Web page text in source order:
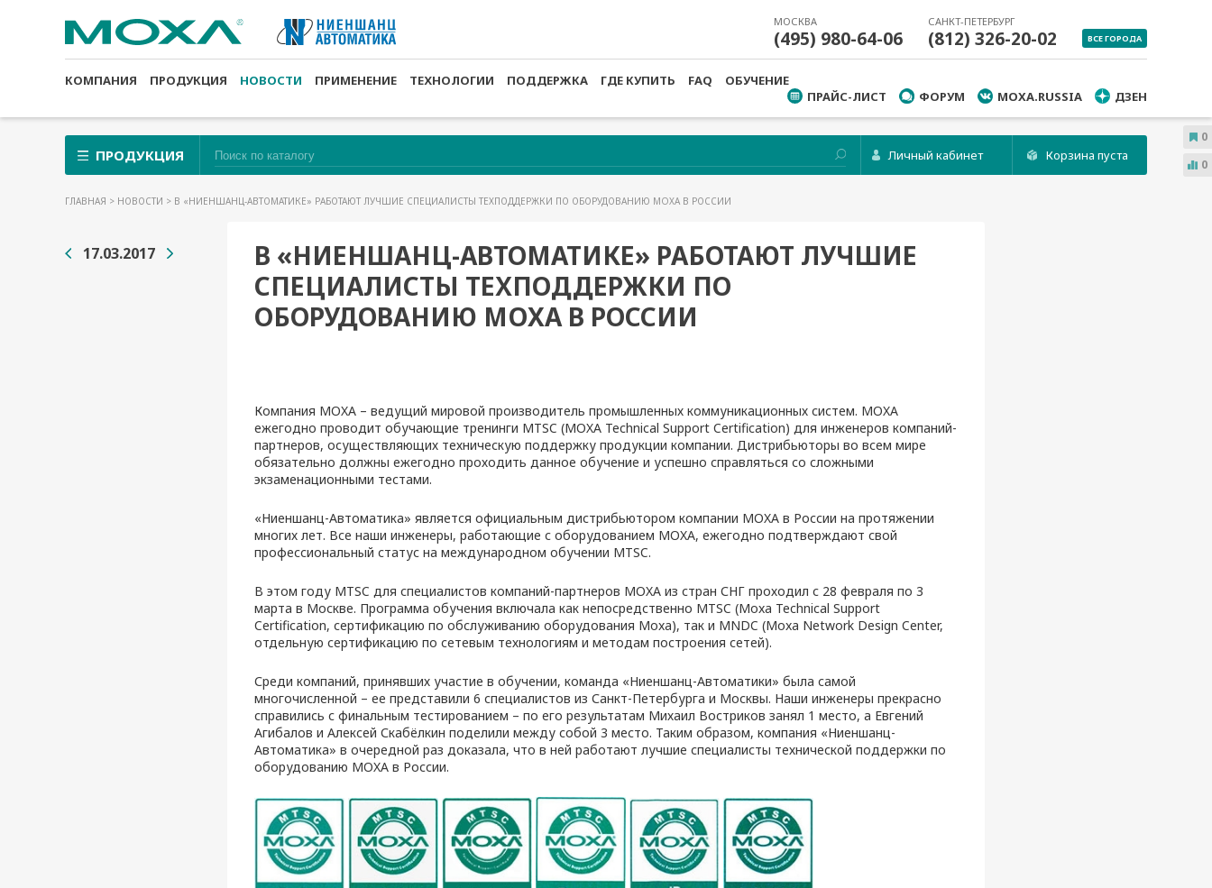
МОСКВА
(495) 980-64-06
САНКТ-ПЕТЕРБУРГ
(812) 326-20-02 ВСЕ ГОРОДА
КОМПАНИЯ ПРОДУКЦИЯ НОВОСТИ ПРИМЕНЕНИЕ ТЕХНОЛОГИИ ПОДДЕРЖКА ГДЕ КУПИТЬ FAQ
ОБУЧЕНИЕ
ПРАЙС-ЛИСТ
ФОРУМ MOXA.RUSSIA ДЗЕН
ПРОДУКЦИЯ Личный кабинет Корзина пуста
ГЛАВНАЯ > НОВОСТИ > В «НИЕНШАНЦ-АВТОМАТИКЕ» РАБОТАЮТ ЛУЧШИЕ СПЕЦИАЛИСТЫ ТЕХПОДДЕРЖКИ ПО ОБОРУДОВАНИЮ MOXA В РОССИИ
17.03.2017
В «НИЕНШАНЦ-АВТОМАТИКЕ» РАБОТАЮТ ЛУЧШИЕ
СПЕЦИАЛИСТЫ ТЕХПОДДЕРЖКИ ПО
ОБОРУДОВАНИЮ MOXA В РОССИИ
Компания MOXA – ведущий мировой производитель промышленных коммуникационных систем. MOXA
ежегодно проводит обучающие тренинги MTSC (MOXA Technical Support Certification) для инженеров компаний-
партнеров, осуществляющих техническую поддержку продукции компании. Дистрибьюторы во всем мире
обязательно должны ежегодно проходить данное обучение и успешно справляться со сложными
экзаменационными тестами.
«Ниеншанц-Автоматика» является официальным дистрибьютором компании MOXA в России на протяжении
многих лет. Все наши инженеры, работающие с оборудованием MOXA, ежегодно подтверждают свой
профессиональный статус на международном обучении MTSC.
В этом году MTSC для специалистов компаний-партнеров MOXA из стран СНГ проходил с 28 февраля по 3
марта в Москве. Программа обучения включала как непосредственно MTSC (Moxa Technical Support
Certification, сертификацию по обслуживанию оборудования Moxa), так и MNDC (Moxa Network Design Center,
отдельную сертификацию по сетевым технологиям и методам построения сетей).
Среди компаний, принявших участие в обучении, команда «Ниеншанц-Автоматики» была самой
многочисленной – ее представили 6 специалистов из Санкт-Петербурга и Москвы. Наши инженеры прекрасно
справились с финальным тестированием – по его результатам Михаил Востриков занял 1 место, а Евгений
Агибалов и Алексей Скабёлкин поделили между собой 3 место. Таким образом, компания «Ниеншанц-
Автоматика» в очередной раз доказала, что в ней работают лучшие специалисты технической поддержки по
оборудованию MOXA в России.
0
0